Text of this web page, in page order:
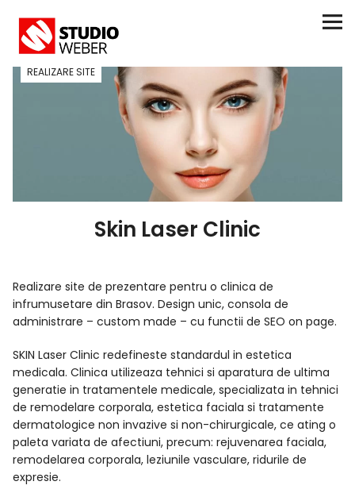
Instagram
Realizare magazin online
Servicii
Contact
REALIZARE SITE
Skin Laser Clinic
Realizare site de prezentare pentru o clinica de
infrumusetare din Brasov. Design unic, consola de
administrare – custom made – cu functii de SEO on page.
SKIN Laser Clinic redefineste standardul in estetica
medicala. Clinica utilizeaza tehnici si aparatura de ultima
generatie in tratamentele medicale, specializata in tehnici
de remodelare corporala, estetica faciala si tratamente
dermatologice non invazive si non-chirurgicale, ce ating o
paleta variata de afectiuni, precum: rejuvenarea faciala,
remodelarea corporala, leziunile vasculare, ridurile de
expresie.